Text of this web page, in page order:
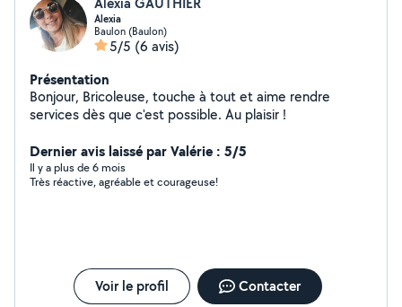
Alexia
Baulon (Baulon)
5/5 (6 avis)
Présentation
Bonjour, Bricoleuse, touche à tout et aime rendre
services dès que c'est possible. Au plaisir !
Dernier avis laissé par Valérie : 5/5
Il y a plus de 6 mois
Très réactive, agréable et courageuse!
Voir le profil Contacter